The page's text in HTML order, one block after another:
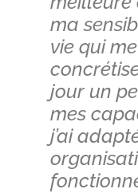
ma
vie qui
jour un
mes
j’ai